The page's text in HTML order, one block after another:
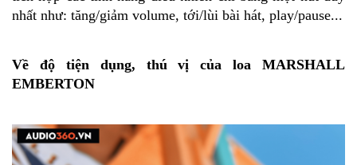
nhất như: tăng/giảm volume, tới/lùi bài hát, play/pause...
Về độ tiện dụng, thú vị của loa MARSHALL
EMBERTON